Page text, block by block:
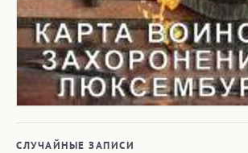
СЛУЧАЙНЫЕ ЗАПИСИ